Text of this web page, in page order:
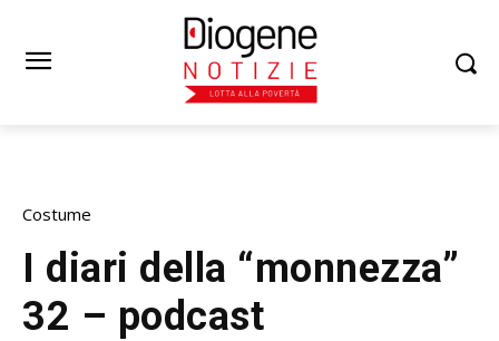
Costume
I diari della “monnezza”
32 – podcast